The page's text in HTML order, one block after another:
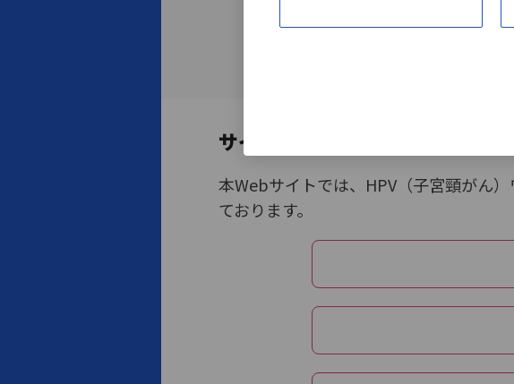
サイトの目的
本Webサイトでは、HPV（子宮頸がん
ております。